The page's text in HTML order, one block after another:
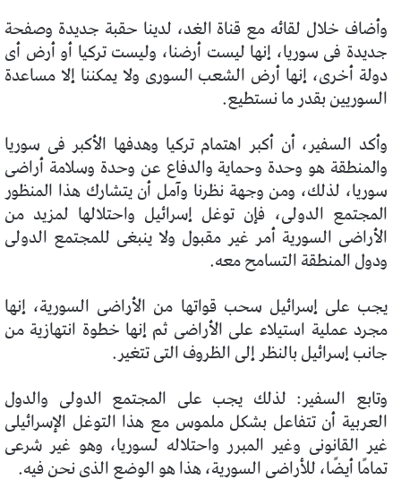
وأضاف خلال لقائه مع قناة الغد، لدينا حقبة جديدة وصفحة
جديدة فى سوريا، إنها ليست أرضنا، وليست تركيا أو أرض أى
دولة أخرى، إنها أرض الشعب السورى ولا يمكننا إلا مساعدة
السوريين بقدر ما نستطيع.
وأكد السفير، أن أكبر اهتمام تركيا وهدفها الأكبر فى سوريا
والمنطقة هو وحدة وحماية والدفاع عن وحدة وسلامة أراضى
سوريا، لذلك، ومن وجهة نظرنا وآمل أن يتشارك هذا المنظور
المجتمع الدولى، فإن توغل إسرائيل واحتلالها لمزيد من
الأراضى السورية أمر غير مقبول ولا ينبغى للمجتمع الدولى
ودول المنطقة التسامح معه.
يجب على إسرائيل سحب قواتها من الأراضى السورية، إنها
مجرد عملية استيلاء على الأراضى ثم إنها خطوة انتهازية من
جانب إسرائيل بالنظر إلى الظروف التى تتغير.
وتابع السفير: لذلك يجب على المجتمع الدولى والدول
العربية أن تتفاعل بشكل ملموس مع هذا التوغل الإسرائيلى
غير القانونى وغير المبرر واحتلاله لسوريا، وهو غير شرعى
تمامًا أيضًا، للأراضى السورية، هذا هو الوضع الذى نحن فيه.